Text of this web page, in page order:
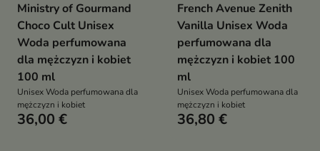
Ministry of Gourmand
Choco Cult Unisex
Woda perfumowana
dla mężczyzn i kobiet
100 ml
Unisex Woda perfumowana dla
mężczyzn i kobiet
36,00 €
French Avenue Zenith
Vanilla Unisex Woda
perfumowana dla
mężczyzn i kobiet 100
ml
Unisex Woda perfumowana dla
mężczyzn i kobiet
36,80 €